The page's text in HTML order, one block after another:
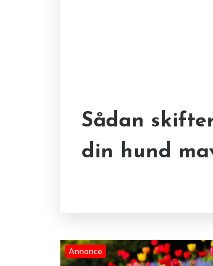
Aktive børn
Sådan
din hund
Annonce